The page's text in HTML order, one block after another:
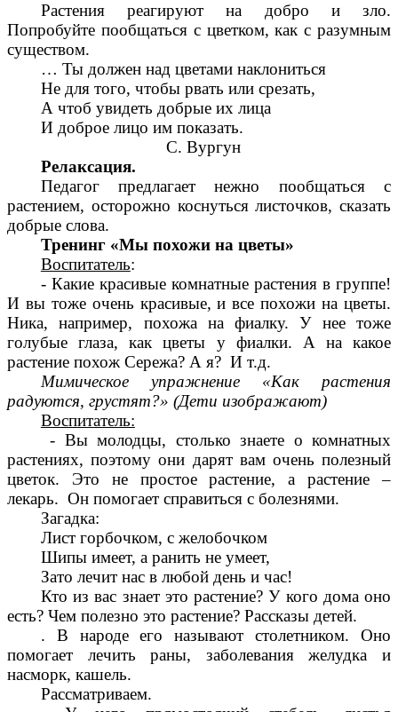
Растения реагируют на добро и зло.
Попробуйте пообщаться с цветком, как с разумным
существом.
… Ты должен над цветами наклониться
Не для того, чтобы рвать или срезать,
А чтоб увидеть добрые их лица
И доброе лицо им показать.
С. Вургун
Релаксация.
Педагог предлагает нежно пообщаться с
растением, осторожно коснуться листочков, сказать
добрые слова.
Тренинг «Мы похожи на цветы»
Воспитатель:
- Какие красивые комнатные растения в группе!
И вы тоже очень красивые, и все похожи на цветы.
Ника, например, похожа на фиалку. У нее тоже
голубые глаза, как цветы у фиалки. А на какое
растение похож Сережа? А я? И т.д.
Мимическое упражнение «Как растения
радуются, грустят?» (Дети изображают)
Воспитатель:
- Вы молодцы, столько знаете о комнатных
растениях, поэтому они дарят вам очень полезный
цветок. Это не простое растение, а растение –
лекарь. Он помогает справиться с болезнями.
Загадка:
Лист горбочком, с желобочком
Шипы имеет, а ранить не умеет,
Зато лечит нас в любой день и час!
Кто из вас знает это растение? У кого дома оно
есть? Чем полезно это растение? Рассказы детей.
. В народе его называют столетником. Оно
помогает лечить раны, заболевания желудка и
насморк, кашель.
Рассматриваем.